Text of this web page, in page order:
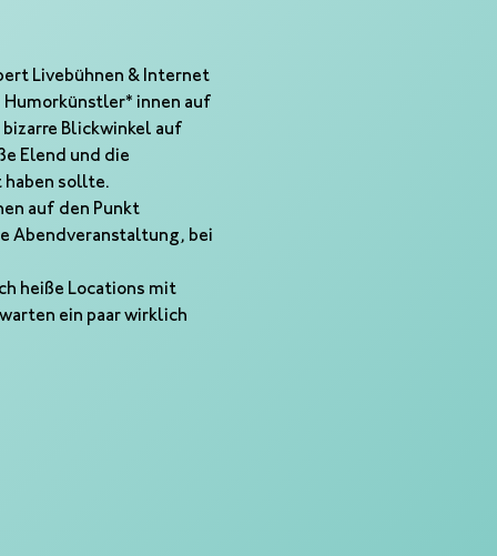
Livebühnen & Internet
innen auf
Blickwinkel auf
Elend und die
haben sollte.
auf den Punkt
Abendveranstaltung, bei
heiße Locations mit
ein paar wirklich